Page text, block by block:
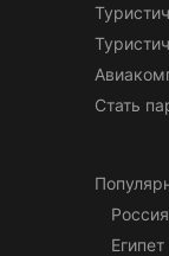
Стать
Россия
Египет